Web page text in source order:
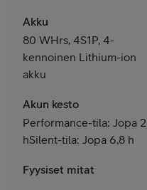
Akku
80 WHrs, 4S1P, 4-
kennoinen Lithium-ion
akku
Akun kesto
Performance-tila: Jopa 2
hSilent-tila: Jopa 6,8 h
Fyysiset mitat